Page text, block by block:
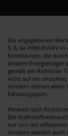
Die angegebenen
5, 6, 6a PKW-EnVKV
Emmisionen, die
anderer Energieträger
gemäß der Richtlinie
nicht auf ein
sondern dienen allein
Fahrzeugtypen.
Hinweis nach
Der
nur von der
sondern werden auch